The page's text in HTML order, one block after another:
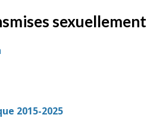
sexuellement
2015-2025